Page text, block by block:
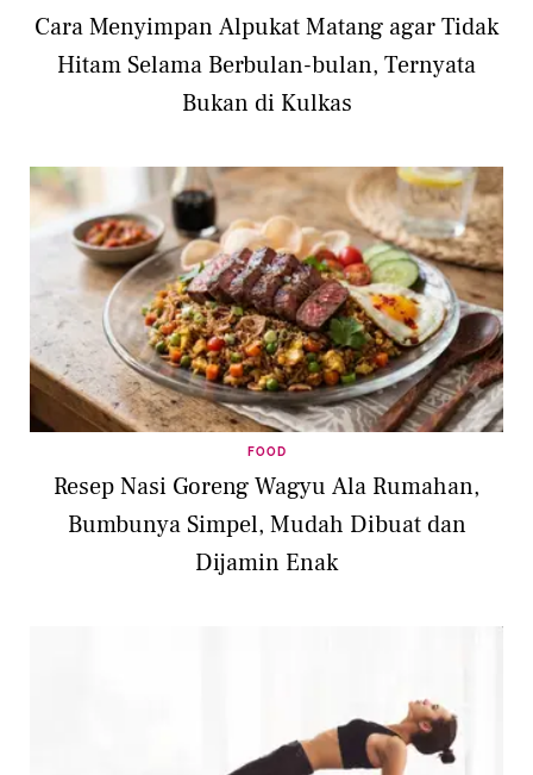
Cara Menyimpan Alpukat Matang agar Tidak
Hitam Selama Berbulan-bulan, Ternyata
Bukan di Kulkas
FOOD
Resep Nasi Goreng Wagyu Ala Rumahan,
Bumbunya Simpel, Mudah Dibuat dan
Dijamin Enak